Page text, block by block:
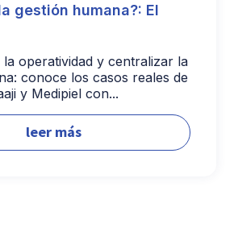
gestión humana?: El
operatividad y centralizar la
conoce los casos reales de
y Medipiel con...
leer más